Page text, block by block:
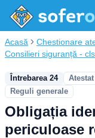
Acasă
Chestionare
Consilieri siguranță - cls
Întrebarea 24
Reguli generale
Obligația
periculoase